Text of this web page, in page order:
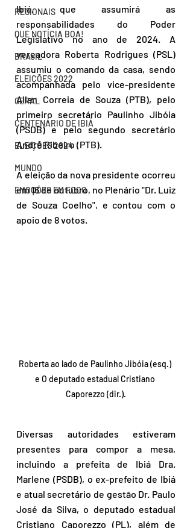
REGIONAIS
QUE NOTÍCIA BOA!
BRASIL
ELEIÇÕES 2022
GERAL
CENTENÁRIO DE IBIÁ
ELEIÇÕES 2024
MUNDO
EMOÇÕES EM FOCO
Ibiá, que assumirá as
responsabilidades do Poder
Legislativo no ano de 2024. A
vereadora Roberta Rodrigues (PSL)
assumiu o comando da casa, sendo
acompanhada pelo vice-presidente
Allan Correia de Souza (PTB), pelo
primeiro secretário Paulinho Jibóia
(PSDB) e pelo segundo secretário
André Ribeiro (PTB).
A eleição da nova presidente ocorreu
em 16 de outubro, no Plenário "Dr. Luiz
de Souza Coelho", e contou com o
apoio de 8 votos.
Roberta ao lado de Paulinho Jibóia (esq.)
e O deputado estadual Cristiano
Caporezzo (dir.).
Diversas autoridades estiveram
presentes para compor a mesa,
incluindo a prefeita de Ibiá Dra.
Marlene (PSDB), o ex-prefeito de Ibiá
e atual secretário de gestão Dr. Paulo
José da Silva, o deputado estadual
Cristiano Caporezzo (PL), além de